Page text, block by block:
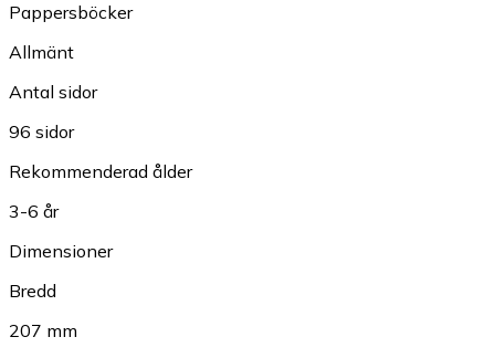
Pappersböcker
Allmänt
Antal sidor
96 sidor
Rekommenderad ålder
3-6 år
Dimensioner
Bredd
207 mm